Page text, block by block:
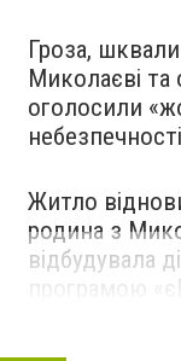
Гроза,
Миколаєві та
оголосили
небезпечності
Житло
родина з
відбудувала
програмою